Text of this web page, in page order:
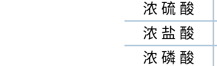
浓 硫 酸
浓 盐 酸
浓 磷 酸